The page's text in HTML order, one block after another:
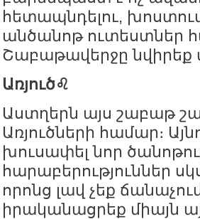
հետապնդելու,
անծանոթ ուտեստներ
Շաբաթավերջը նվիրեք
Առյուծ♌️
Աստղերն այս շաբաթ
Առյուծների համար։
խուսափել նոր
հարաբերություններ
որոնց լավ չեք
իրականացրեք միայն